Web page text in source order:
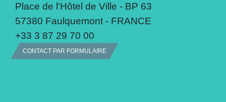
Place de l'Hôtel de Ville - BP 63
57380 Faulquemont - FRANCE
+33 3 87 29 70 00
CONTACT PAR FORMULAIRE